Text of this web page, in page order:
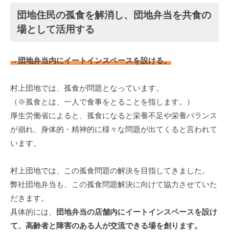
団地住民の孤食を解消し、団地弁当を共食の
場として活用する
→団地弁当内にイートインスペースを設ける。
村上団地では、孤食が問題となっています。
（※孤食とは、一人で食事をとることを指します。）
厚生労働省によると、孤食になると栄養不足や栄養バランス
が崩れ、身体的・精神的に様々な問題が出てくると言われて
います。
村上団地では、この孤食問題の解決を目指してきました。
弊社団地弁当も、この孤食問題解決に向けて協力させていた
だきます。
具体的には、
団地弁当の店舗内にイートインスペースを設け
て、高齢者と障害のある人が交流できる場を創ります。